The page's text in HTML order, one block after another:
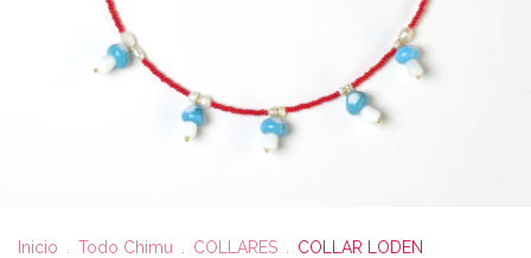
Inicio Todo Chimu COLLARES COLLAR LODEN